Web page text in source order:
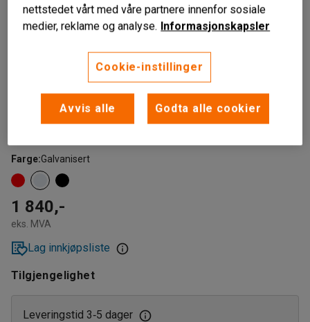
For brannfarlig avfall
Praktiske bærehåndtak
Allsidig avfallsbeholder med håndtak og lokk som
beskytter ved behov.
Farge:Galvanisert
1 840,-
eks. MVA
Lag innkjøpsliste
Tilgjengelighet
Leveringstid 3‑5 dager
nettstedet vårt med våre partnere innenfor sosiale
medier, reklame og analyse. Informasjonskapsler
Cookie-instillinger
Avvis alle Godta alle cookier